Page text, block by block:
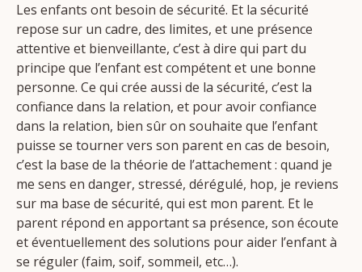
Les enfants ont besoin de sécurité. Et la sécurité
repose sur un cadre, des limites, et une présence
attentive et bienveillante, c’est à dire qui part du
principe que l’enfant est compétent et une bonne
personne. Ce qui crée aussi de la sécurité, c’est la
confiance dans la relation, et pour avoir confiance
dans la relation, bien sûr on souhaite que l’enfant
puisse se tourner vers son parent en cas de besoin,
c’est la base de la théorie de l’attachement : quand je
me sens en danger, stressé, dérégulé, hop, je reviens
sur ma base de sécurité, qui est mon parent. Et le
parent répond en apportant sa présence, son écoute
et éventuellement des solutions pour aider l’enfant à
se réguler (faim, soif, sommeil, etc…).